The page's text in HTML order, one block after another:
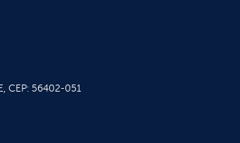
CEP: 56402-051